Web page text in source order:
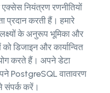
नियंत्रण रणनीतियों
प्रदान करती हैं। हमारे
के अनुरूप भूमिका और
डिजाइन और कार्यान्वित
करते हैं। अपने डेटा
PostgreSQL वातावरण
संपर्क करें।